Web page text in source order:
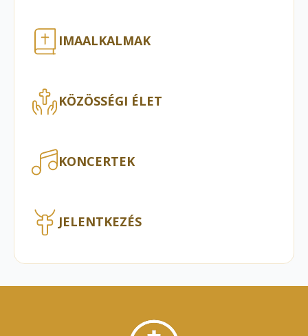
IMAALKALMAK
KÖZÖSSÉGI ÉLET
KONCERTEK
JELENTKEZÉS